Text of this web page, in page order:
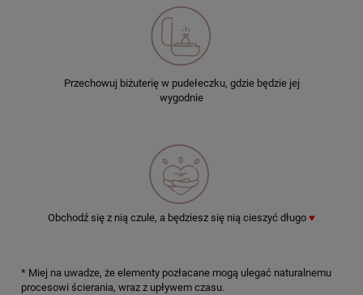
Przechowuj biżuterię w pudełeczku, gdzie będzie jej
wygodnie
Obchodź się z nią czule, a będziesz się nią cieszyć długo ♥
* Miej na uwadze, że elementy pozłacane mogą ulegać naturalnemu
procesowi ścierania, wraz z upływem czasu.